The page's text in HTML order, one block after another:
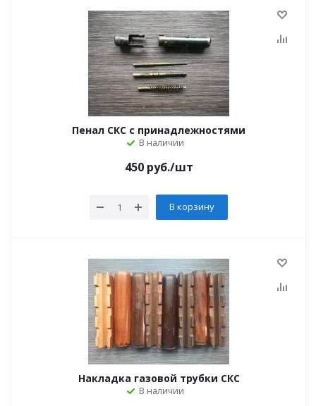
Пенал СКС с принадлежностями
В наличии
450руб./шт
В корзину
Накладка газовой трубки СКС
В наличии